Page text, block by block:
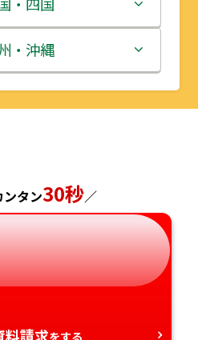
田県
形県
玉県
葉県
川県
井県
岡県
賀県
都府
歌山県
取県
根県
島県
・沖縄
岡県
本県
分県
タン30秒／
料請求をする